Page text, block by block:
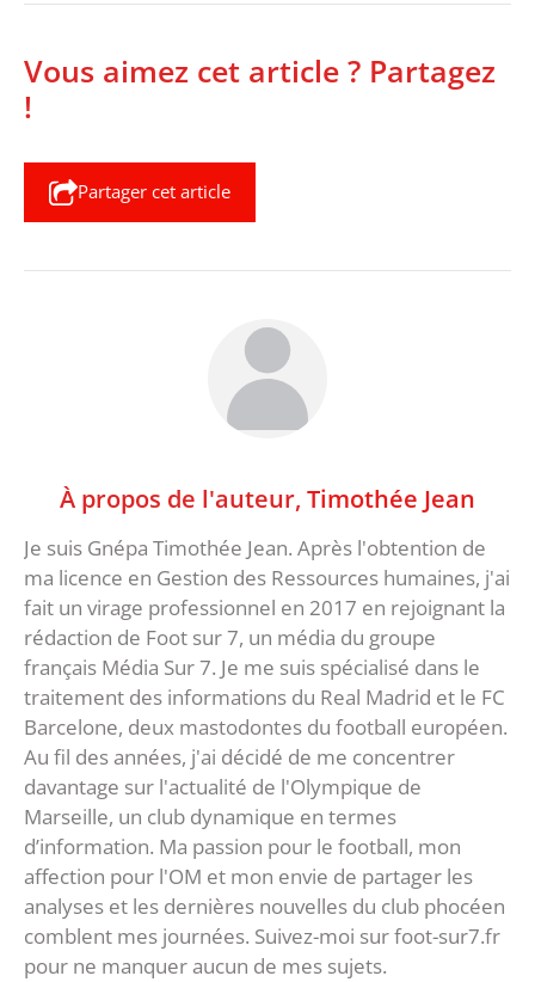
Vous aimez cet article ? Partagez
!
Partager cet article
À propos de l'auteur, Timothée Jean
Je suis Gnépa Timothée Jean. Après l'obtention de
ma licence en Gestion des Ressources humaines, j'ai
fait un virage professionnel en 2017 en rejoignant la
rédaction de Foot sur 7, un média du groupe
français Média Sur 7. Je me suis spécialisé dans le
traitement des informations du Real Madrid et le FC
Barcelone, deux mastodontes du football européen.
Au fil des années, j'ai décidé de me concentrer
davantage sur l'actualité de l'Olympique de
Marseille, un club dynamique en termes
d’information. Ma passion pour le football, mon
affection pour l'OM et mon envie de partager les
analyses et les dernières nouvelles du club phocéen
comblent mes journées. Suivez-moi sur foot-sur7.fr
pour ne manquer aucun de mes sujets.